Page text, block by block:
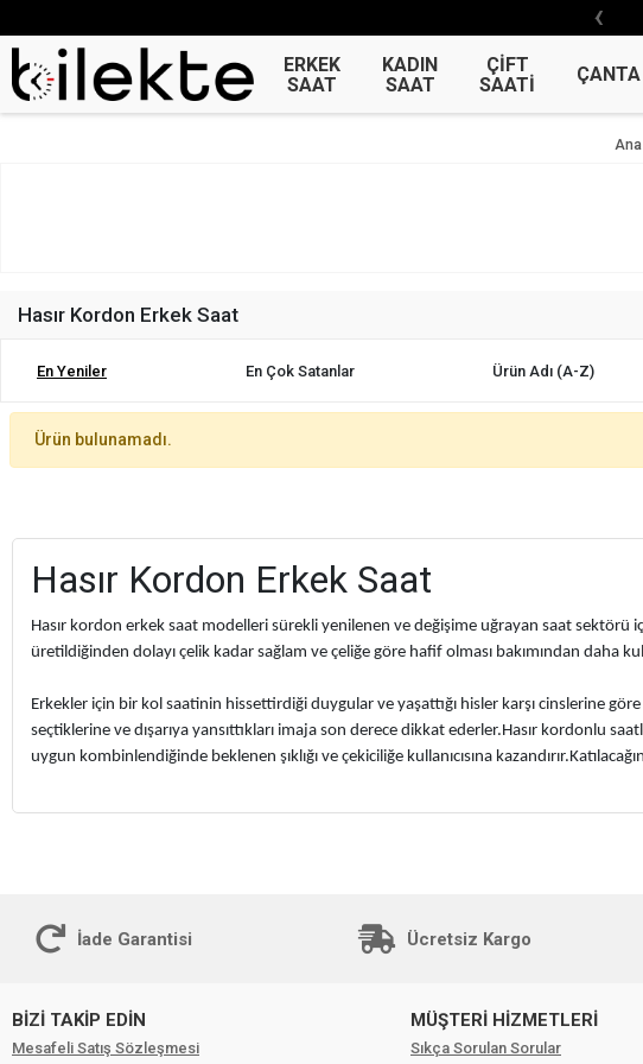
‹
ERKEK
SAAT
KADIN
SAAT
ÇİFT
SAATİ
ÇANTA
‹
Hasır Kordon Erkek Saat
En Yeniler En Çok Satanlar Ürün Adı (A-Z)
Ürün bulunamadı.
Hasır Kordon Erkek Saat
Hasır kordon erkek saat modelleri sürekli yenilenen ve değişime uğrayan saat sektörü
üretildiğinden dolayı çelik kadar sağlam ve çeliğe göre hafif olması bakımından
Erkekler için bir kol saatinin hissettirdiği duygular ve yaşattığı hisler karşı cinslerine
seçtiklerine ve dışarıya yansıttıkları imaja son derece dikkat ederler.Hasır kordonlu
uygun kombinlendiğinde beklenen şıklığı ve çekiciliğe kullanıcısına
Son derece şık ve her zevke uygun olarak tasarlanan hasır kordonlu erkek saatleri en
İade Garantisi Ücretsiz Kargo
BİZİ TAKİP EDİN
Mesafeli Satış Sözleşmesi
MÜŞTERİ HİZMETLERİ
Sıkça Sorulan Sorular